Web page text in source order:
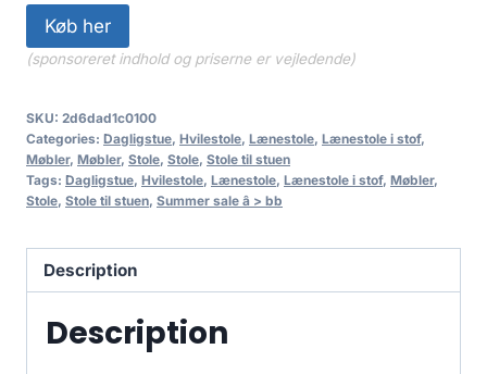
Køb her
(sponsoreret indhold og priserne er vejledende)
SKU: 2d6dad1c0100
Categories: Dagligstue, Hvilestole, Lænestole, Lænestole i stof,
Møbler, Møbler, Stole, Stole, Stole til stuen
Tags: Dagligstue, Hvilestole, Lænestole, Lænestole i stof, Møbler,
Stole, Stole til stuen, Summer sale â > bb
Description
Description